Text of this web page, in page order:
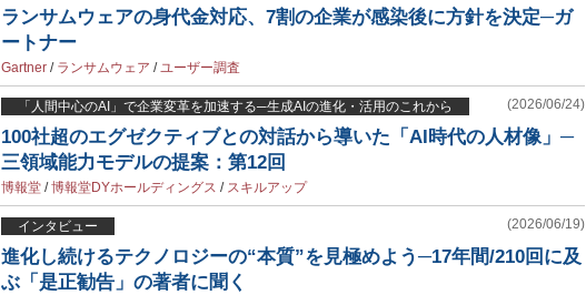
ランサムウェアの身代金対応、7割の企業が感染後に方針を決定─ガ
ートナー
Gartner / ランサムウェア /ユーザー調査
「人間中心のAI」で企業変革を加速する─生成AIの進化・活用のこれから (2026/06/24)
100社超のエグゼクティブとの対話から導いた「AI時代の人材像」─
三領域能力モデルの提案：第12回
博報堂 /博報堂DYホールディングス / スキルアップ
インタビュー (2026/06/19)
進化し続けるテクノロジーの“本質”を見極めよう─17年間/210回に及
ぶ「是正勧告」の著者に聞く